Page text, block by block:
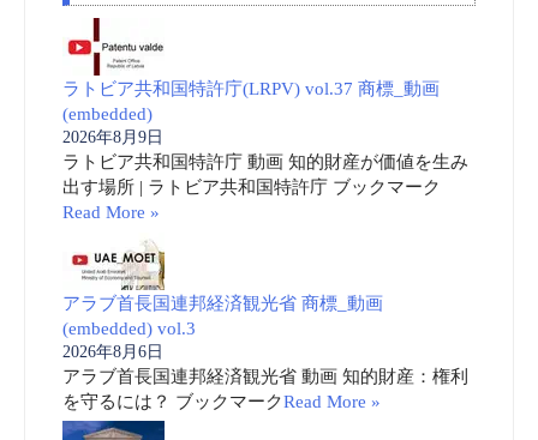
ラトビア共和国特許庁(LRPV) vol.37 商標_動画
(embedded)
2026年8月9日
ラトビア共和国特許庁 動画 知的財産が価値を生み
出す場所 | ラトビア共和国特許庁 ブックマーク
Read More »
アラブ首長国連邦経済観光省 商標_動画
(embedded) vol.3
2026年8月6日
アラブ首長国連邦経済観光省 動画 知的財産：権利
を守るには？ ブックマークRead More »